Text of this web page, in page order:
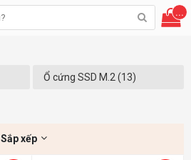
...
Ổ cứng SSD M.2 (13)
Sắp xếp